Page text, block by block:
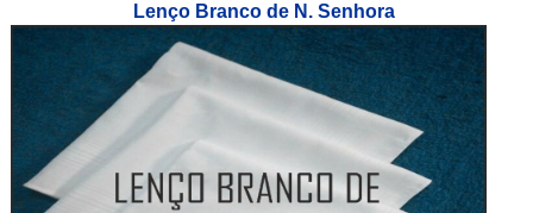
Lenço Branco de N. Senhora